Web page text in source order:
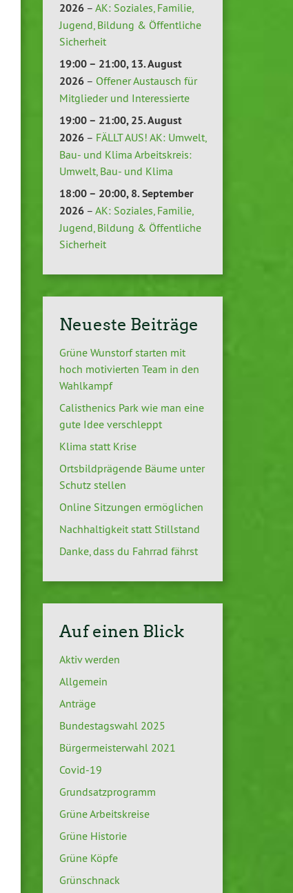
2026– AK: Soziales, Familie,
Jugend, Bildung & Öffentliche
Sicherheit
19:00 – 21:00,13. August
2026– Offener Austausch für
Mitglieder und Interessierte
19:00 – 21:00,25. August
2026– FÄLLT AUS! AK: Umwelt,
Bau- und Klima Arbeitskreis:
Umwelt, Bau- und Klima
18:00 – 20:00,8. September
2026– AK: Soziales, Familie,
Jugend, Bildung & Öffentliche
Sicherheit
Neueste Beiträge
Grüne Wunstorf starten mit
hoch motivierten Team in den
Wahlkampf
Calisthenics Park wie man eine
gute Idee verschleppt
Klima statt Krise
Ortsbildprägende Bäume unter
Schutz stellen
Online Sitzungen ermöglichen
Nachhaltigkeit statt Stillstand
Danke, dass du Fahrrad fährst
Auf einen Blick
Aktiv werden
Allgemein
Anträge
Bundestagswahl 2025
Bürgermeisterwahl 2021
Covid-19
Grundsatzprogramm
Grüne Arbeitskreise
Grüne Historie
Grüne Köpfe
Grünschnack